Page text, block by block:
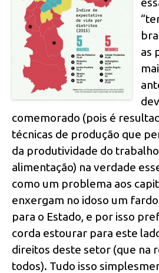
as
comemorado (pois é
técnicas de produção que
da produtividade do
alimentação) na verdade
como um problema aos
enxergam no idoso um
para o Estado, e por isso
corda estourar para este
direitos deste setor (que na
todos). Tudo isso